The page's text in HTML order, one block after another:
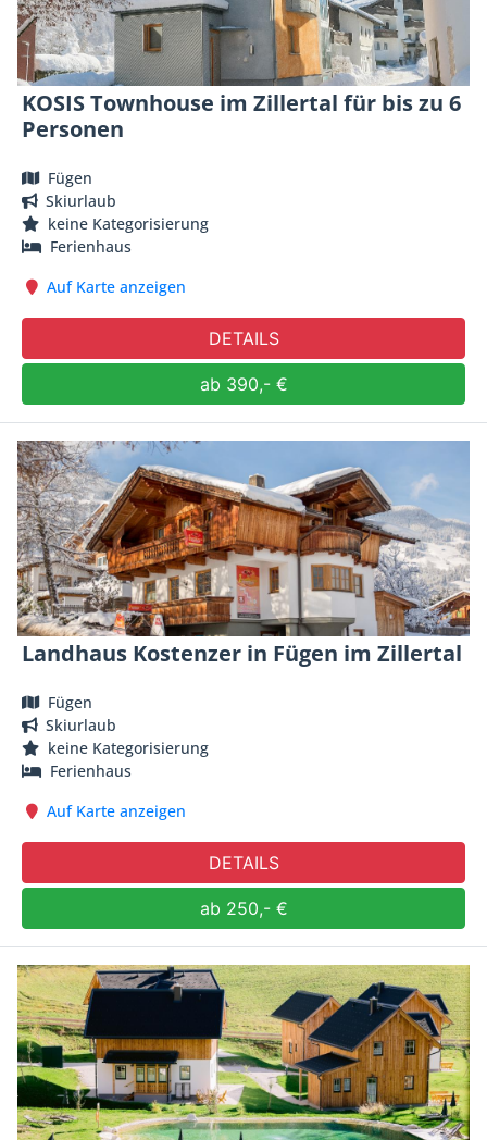
KOSIS Townhouse im Zillertal für bis zu 6
Personen
Fügen
Skiurlaub
keine Kategorisierung
Ferienhaus
Auf Karte anzeigen
DETAILS
ab 390,- €
Landhaus Kostenzer in Fügen im Zillertal
Fügen
Skiurlaub
keine Kategorisierung
Ferienhaus
Auf Karte anzeigen
DETAILS
ab 250,- €